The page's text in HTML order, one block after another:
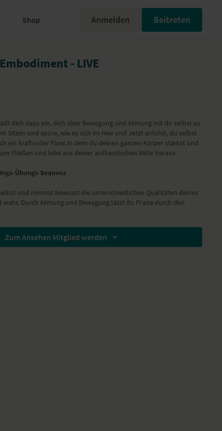
Shop Anmelden Beitreten
- LIVE
dich dazu ein, dich über Bewegung und Atmung mit dir selbst zu
Sitzen und spüre, wie es sich im Hier und Jetzt anfühlt, du selbst
ein kraftvoller Flow, in dem du deinen ganzen Körper stärkst und
Fließen und lebe aus deiner authentischen Mitte heraus.
Übungs-Sequenz
und nimmst bewusst die unterschiedlichen Qualitäten deines
Durch Atmung und Bewegung lässt du Prana durch den
Zum Ansehen Mitglied werden